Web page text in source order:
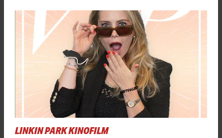
LINKIN PARK KINOFILM